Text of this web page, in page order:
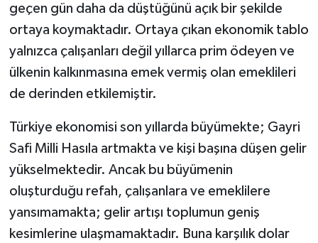
geçen gün daha da düştüğünü açık bir şekilde
ortaya koymaktadır. Ortaya çıkan ekonomik tablo
yalnızca çalışanları değil yıllarca prim ödeyen ve
ülkenin kalkınmasına emek vermiş olan emeklileri
de derinden etkilemiştir.
Türkiye ekonomisi son yıllarda büyümekte; Gayri
Safi Milli Hasıla artmakta ve kişi başına düşen gelir
yükselmektedir. Ancak bu büyümenin
oluşturduğu refah, çalışanlara ve emeklilere
yansımamakta; gelir artışı toplumun geniş
kesimlerine ulaşmamaktadır. Buna karşılık dolar